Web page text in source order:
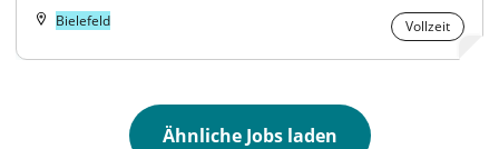
Bielefeld Vollzeit
Ähnliche Jobs laden